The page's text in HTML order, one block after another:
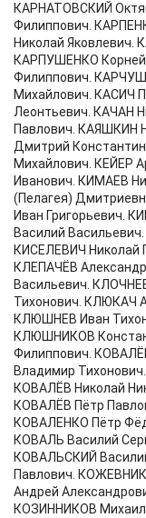
КАРНАТОВСКИЙ
Филиппович.
Николай Яковлевич.
КАРПУШЕНКО
Филиппович.
Михайлович. КАСИЧ
Леонтьевич. КАЧАН
Павлович. КАЯШКИН
Дмитрий
Михайлович. КЕЙЕР
Иванович. КИМАЕВ
(Пелагея)
Иван Григорьевич.
Василий
КИСЕЛЕВИЧ Николай
КЛЕПАЧЁВ
Васильевич.
Тихонович. КЛЮКАЧ
КЛЮШНЕВ Иван
КЛЮШНИКОВ
Филиппович.
Владимир
КОВАЛЁВ Николай
КОВАЛЁВ Пётр
КОВАЛЕНКО Пётр
КОВАЛЬ Василий
КОВАЛЬСКИЙ
Павлович.
Андрей
КОЗИННИКОВ